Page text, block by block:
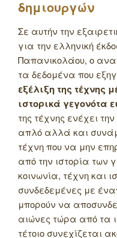
δημιουργών
Σε αυτήν την
για την ελληνική
Παπανικολάου, ο
τα δεδομένα που
εξέλιξη της τέχνης
ιστορικά γεγονότα
της τέχνης ενέχει
απλό αλλά και
τέχνη που να μην
από την ιστορία των
κοινωνία, τέχνη και
συνδεδεμένες με
μπορούν να
αιώνες τώρα από τα
τέτοιο συνεχίζεται